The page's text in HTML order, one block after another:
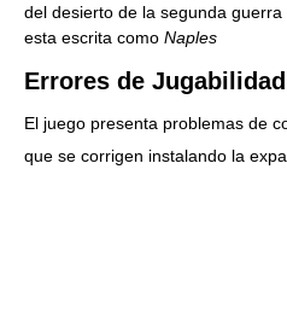
del desierto de la segunda
esta escrita como Naples
Errores de Jugabilidad
El juego presenta problemas de
que se corrigen instalando la